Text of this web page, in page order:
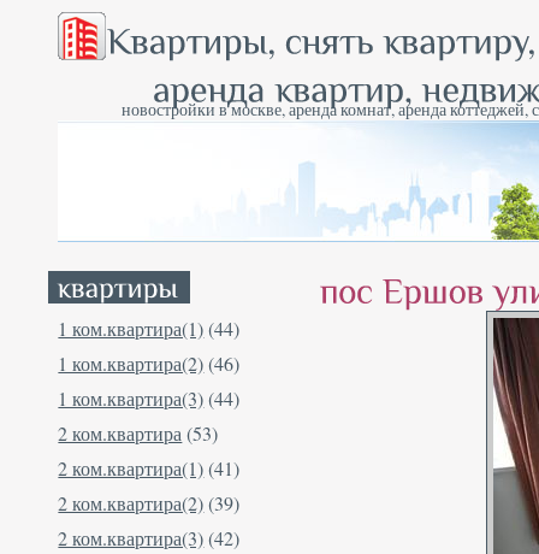
новостройки в москве, аренда комнат, аренда
1 ком.квартира(1)(44)
1 ком.квартира(2)(46)
1 ком.квартира(3)(44)
2 ком.квартира (53)
2 ком.квартира(1)(41)
2 ком.квартира(2)(39)
2 ком.квартира(3)(42)